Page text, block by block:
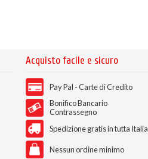
Acquisto facile e sicuro
Pay Pal - Carte di Credito
Bonifico Bancario
Contrassegno
Spedizione gratis in tutta Italia
Nessun ordine minimo